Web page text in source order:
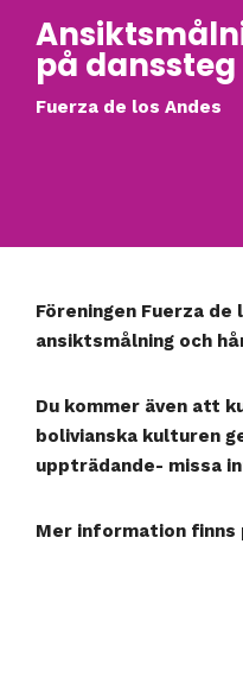
på danssteg
Fuerza de los Andes
Föreningen Fuerza de
ansiktsmålning och
Du kommer även att
bolivianska kulturen
uppträdande- missa
Mer information finns